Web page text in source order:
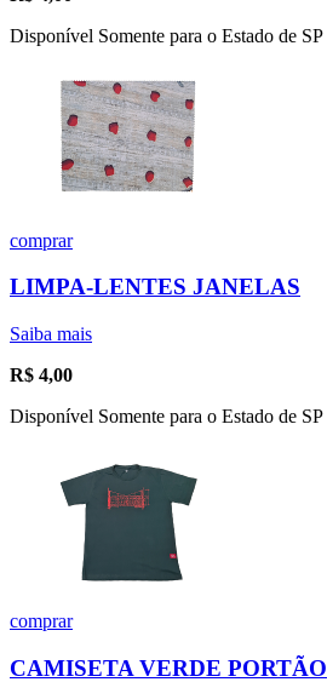
Disponível Somente para o Estado de SP
comprar
LIMPA-LENTES JANELAS
Saiba mais
R$ 4,00
Disponível Somente para o Estado de SP
comprar
CAMISETA VERDE PORTÃO